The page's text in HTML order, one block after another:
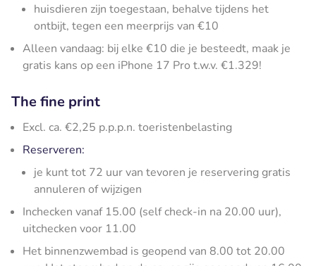
huisdieren zijn toegestaan, behalve tijdens het
ontbijt, tegen een meerprijs van €10
Alleen vandaag: bij elke €10 die je besteedt, maak je
gratis kans op een iPhone 17 Pro t.w.v. €1.329!
The fine print
Excl. ca. €2,25 p.p.p.n. toeristenbelasting
Reserveren:
je kunt tot 72 uur van tevoren je reservering gratis
annuleren of wijzigen
Inchecken vanaf 15.00 (self check-in na 20.00 uur),
uitchecken voor 11.00
Het binnenzwembad is geopend van 8.00 tot 20.00